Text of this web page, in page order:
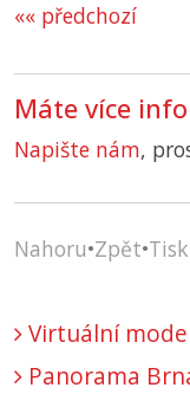
«« předchozí
Máte více
Napište nám,
Nahoru•Zpět•Tisk
Virtuální
Panorama